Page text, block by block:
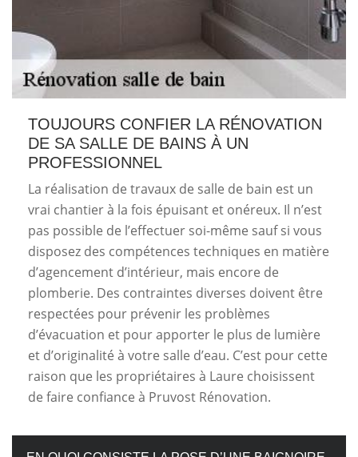
TOUJOURS CONFIER LA RÉNOVATION
DE SA SALLE DE BAINS À UN
PROFESSIONNEL
La réalisation de travaux de salle de bain est un
vrai chantier à la fois épuisant et onéreux. Il n’est
pas possible de l’effectuer soi-même sauf si vous
disposez des compétences techniques en matière
d’agencement d’intérieur, mais encore de
plomberie. Des contraintes diverses doivent être
respectées pour prévenir les problèmes
d’évacuation et pour apporter le plus de lumière
et d’originalité à votre salle d’eau. C’est pour cette
raison que les propriétaires à Laure choisissent
de faire confiance à Pruvost Rénovation.